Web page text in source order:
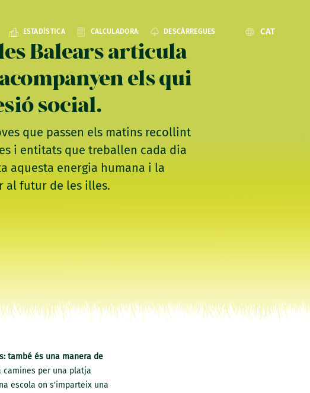
ESTADÍSTICA CALCULADORA DESCÀRREGUES CAT
Balears articula
els qui
social.
que passen els matins recollint
i entitats que treballen cada dia
aquesta energia humana i la
al futur de les illes.
també és una manera de
per una platja
escola on s'imparteix una